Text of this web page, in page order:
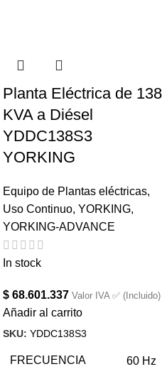
Planta Eléctrica de 138
KVA a Diésel
YDDC138S3
YORKING
Equipo de Plantas eléctricas,
Uso Continuo, YORKING,
YORKING-ADVANCE
In stock
$ 68.601.337 Valor IVA ✅ (Incluido)
Añadir al carrito
SKU: YDDC138S3
FRECUENCIA 60 Hz